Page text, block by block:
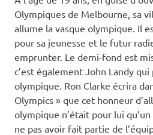
Olympiques de Melbourne, sa
allume la vasque olympique. Il
pour sa jeunesse et le futur
emprunter. Le demi-fond est
c’est également John Landy
olympique. Ron Clarke écrira
Olympics » que cet honneur
olympique n’était pour lui
ne pas avoir fait partie de